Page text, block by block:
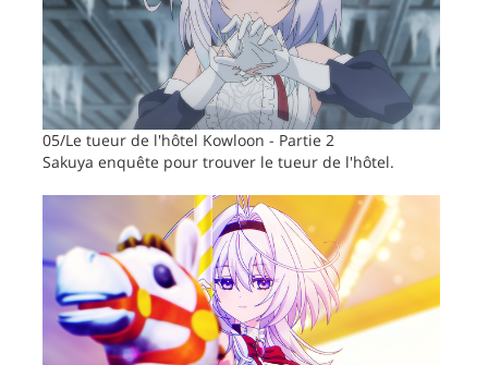
05/Le tueur de l'hôtel Kowloon - Partie 2
Sakuya enquête pour trouver le tueur de l'hôtel.